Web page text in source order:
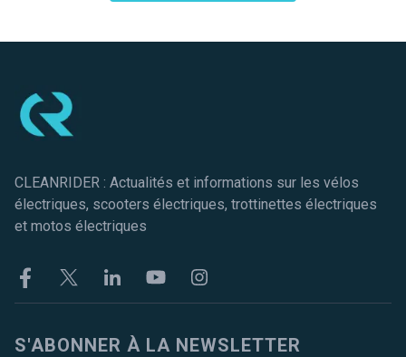
CLEANRIDER : Actualités et informations sur les vélos
électriques, scooters électriques, trottinettes électriques
et motos électriques
FacebookTwitter LinkekinYoutubeInstagram
S'ABONNER À LA NEWSLETTER